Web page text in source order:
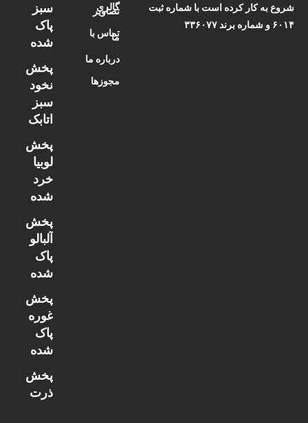
شروع به کار کرده است با شماره ثبت
۶۰۱۴ و شماره برند ۳۳۶۰۷۷
گالری
تصاویر
تماس با
ما
درباره ما
مجوزها
سبز
پاک
شده
پخش
نخود
سبز
اتابک
پخش
لوبیا
خرد
شده
پخش
آلبالو
پاک
شده
پخش
غوره
پاک
شده
پخش
ذرت